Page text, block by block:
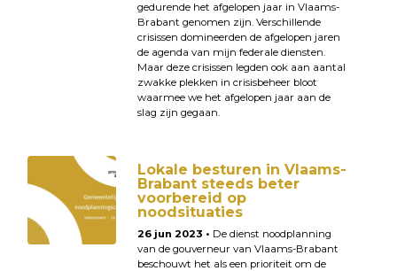
gedurende het afgelopen jaar in Vlaams-
Brabant genomen zijn. Verschillende
crisissen domineerden de afgelopen jaren
de agenda van mijn federale diensten.
Maar deze crisissen legden ook aan aantal
zwakke plekken in crisisbeheer bloot
waarmee we het afgelopen jaar aan de
slag zijn gegaan.
Lokale besturen in Vlaams-
Brabant steeds beter
voorbereid op
noodsituaties
26 jun 2023 • De dienst noodplanning
van de gouverneur van Vlaams-Brabant
beschouwt het als een prioriteit om de